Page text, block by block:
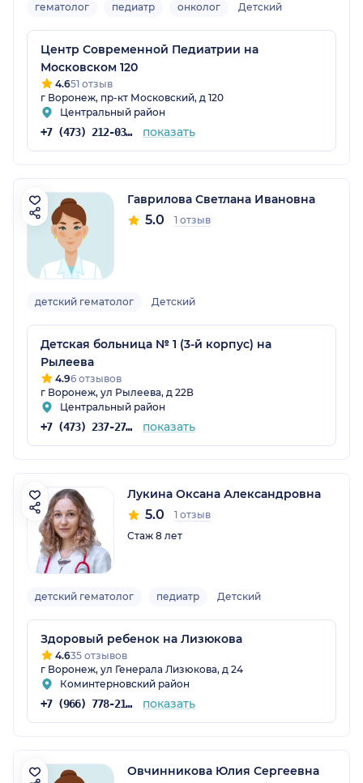
гематолог педиатр онколог Детский
Центр Современной Педиатрии на
Московском 120
4.651 отзыв
г Воронеж, пр-кт Московский, д 120
Центральный район
+7 (473) 212-03-33 показать
Гаврилова Светлана Ивановна
5.0 1 отзыв
детский гематолог Детский
Детская больница № 1 (3-й корпус) на
Рылеева
4.96 отзывов
г Воронеж, ул Рылеева, д 22В
Центральный район
+7 (473) 237-27-52 показать
Лукина Оксана Александровна
5.0
1 отзыв
Стаж 8 лет
детский гематолог педиатр Детский
Здоровый ребенок на Лизюкова
4.635 отзывов
г Воронеж, ул Генерала Лизюкова, д 24
Коминтерновский район
+7 (966) 778-21-79 показать
Овчинникова Юлия Сергеевна